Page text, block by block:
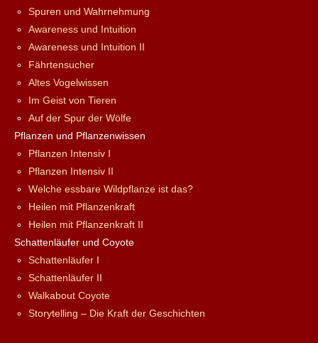
Spuren und Wahrnehmung
Awareness und Intuition
Awareness und Intuition II
Fährtensucher
Altes Vogelwissen
Im Geist von Tieren
Auf der Spur der Wölfe
Pflanzen und Pflanzenwissen
Pflanzen Intensiv I
Pflanzen Intensiv II
Welche essbare Wildpflanze ist das?
Heilen mit Pflanzenkraft
Heilen mit Pflanzenkraft II
Schattenläufer und Coyote
Schattenläufer I
Schattenläufer II
Walkabout Coyote
Storytelling – Die Kraft der Geschichten